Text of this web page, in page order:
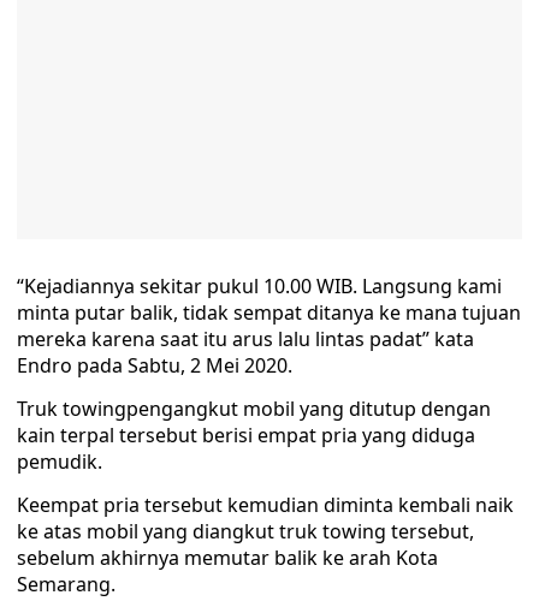
“Kejadiannya sekitar pukul 10.00 WIB. Langsung kami
minta putar balik, tidak sempat ditanya ke mana tujuan
mereka karena saat itu arus lalu lintas padat” kata
Endro pada Sabtu, 2 Mei 2020.
Truk towingpengangkut mobil yang ditutup dengan
kain terpal tersebut berisi empat pria yang diduga
pemudik.
Keempat pria tersebut kemudian diminta kembali naik
ke atas mobil yang diangkut truk towing tersebut,
sebelum akhirnya memutar balik ke arah Kota
Semarang.